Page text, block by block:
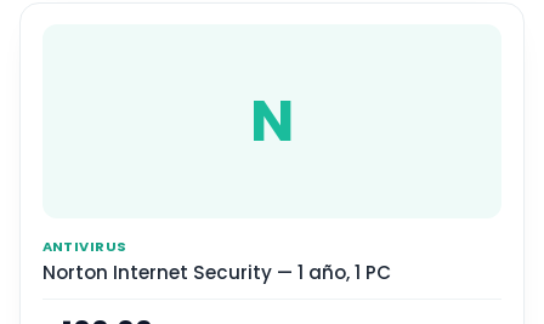
N
ANTIVIRUS
Norton Internet Security — 1 año, 1 PC